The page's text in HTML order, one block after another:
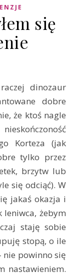
się
dobre
że ktoś nagle
Korteza (jak
tylko przez
brzytw lub
się odciąć). W
jakaś okazja i
leniwca, żebym
staję sobie
stopą, o ile
nie powinno się
nastawieniem.